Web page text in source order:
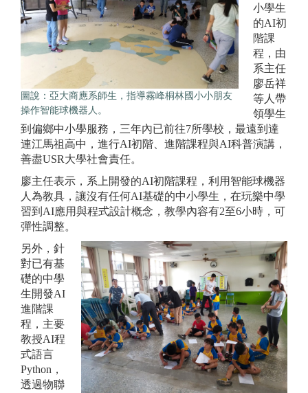
圖說：亞大商應系師生，指導霧峰桐林國小小朋友
操作智能球機器人。
小學生
的AI初
階課
程，由
系主任
廖岳祥
等人帶
領學生
到偏鄉中小學服務，三年內已前往7所學校，最遠到達
連江馬祖高中，進行AI初階、進階課程與AI科普演講，
善盡USR大學社會責任。
廖主任表示，系上開發的AI初階課程，利用智能球機器
人為教具，讓沒有任何AI基礎的中小學生，在玩樂中學
習到AI應用與程式設計概念，教學內容有2至6小時，可
彈性調整。
另外，針
對已有基
礎的中學
生開發AI
進階課
程，主要
教授AI程
式語言
Python，
透過物聯